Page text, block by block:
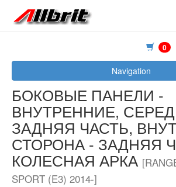
0
Navigation
БОКОВЫЕ ПАНЕЛИ -
ВНУТРЕННИЕ,
ЗАДНЯЯ ЧАСТЬ,
СТОРОНА - ЗАДНЯЯ
КОЛЕСНАЯ АРКА
SPORT (E3) 2014-]